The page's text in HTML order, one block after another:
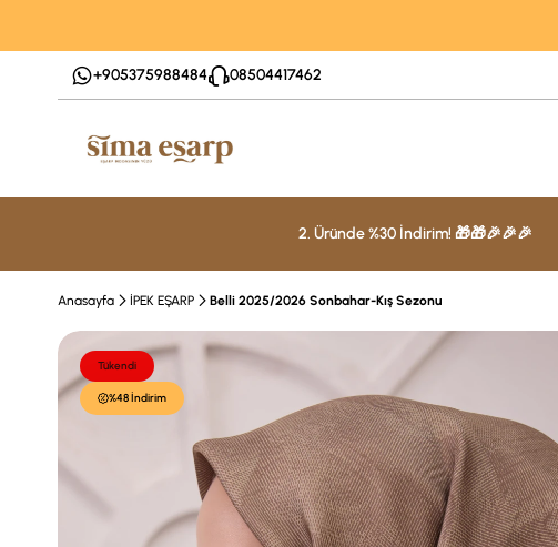
+905375988484 08504417462
2. Üründe %30 İndirim! 🎁🎁🎉🎉🎉
Anasayfa İPEK EŞARP Belli 2025/2026 Sonbahar-Kış Sezonu
Tükendi
%48 İndirim